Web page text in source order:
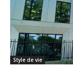
Style de vie